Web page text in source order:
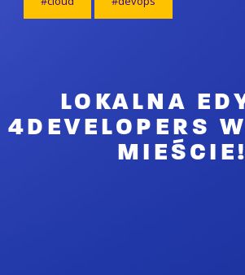
LOKALNA
4DEVELOPERS
MIEŚCIE!